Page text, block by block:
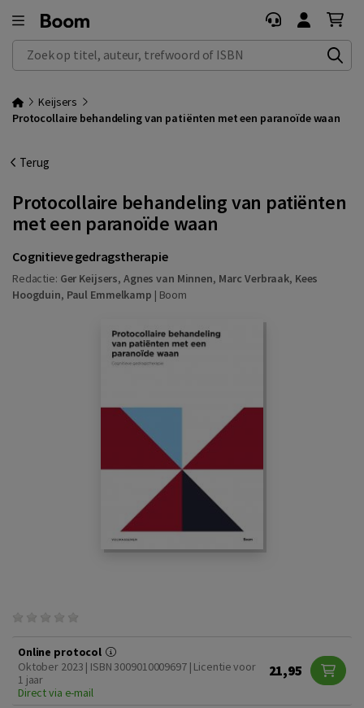
Zoek op titel, auteur, trefwoord of ISBN
Keijsers
Protocollaire behandeling van patiënten met een paranoïde waan
Terug
Protocollaire behandeling van patiënten
met een paranoïde waan
Cognitieve gedragstherapie
Redactie: Ger Keijsers, Agnes van Minnen, Marc Verbraak, Kees
Hoogduin, Paul Emmelkamp | Boom
Online protocol
Oktober 2023 | ISBN 3009010009697 | Licentie voor
1 jaar
Direct via e-mail
21,95